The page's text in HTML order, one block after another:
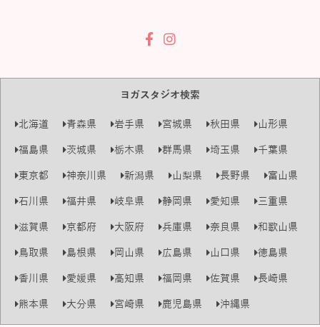
ヨガスタジオ検索
北海道 青森県 岩手県 宮城県 秋田県
山形県
福島県
茨城県 栃木県 群馬県 埼玉県
千葉県
東京都
神奈川県 新潟県 山梨県 長野県
富山県
石川県
福井県 岐阜県 静岡県 愛知県
三重県
滋賀県
京都府 大阪府 兵庫県 奈良県
和歌山県
鳥取県
島根県 岡山県 広島県 山口県
徳島県
香川県
愛媛県 高知県 福岡県 佐賀県
長崎県
熊本県
大分県 宮崎県 鹿児島県 沖縄県